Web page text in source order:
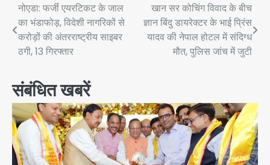
Post
navigation
नोएडा: फर्जी एयरटिकट के जाल
का भंडाफोड़, विदेशी नागरिकों से
करोड़ों की अंतरराष्ट्रीय साइबर
ठगी, 13 गिरफ्तार
खान सर कोचिंग विवाद के बीच
ज्ञान बिंदु डायरेक्टर के भाई प्रिंस
यादव की नेपाल होटल में संदिग्ध
मौत, पुलिस जांच में जुटी
संबंधित खबरें